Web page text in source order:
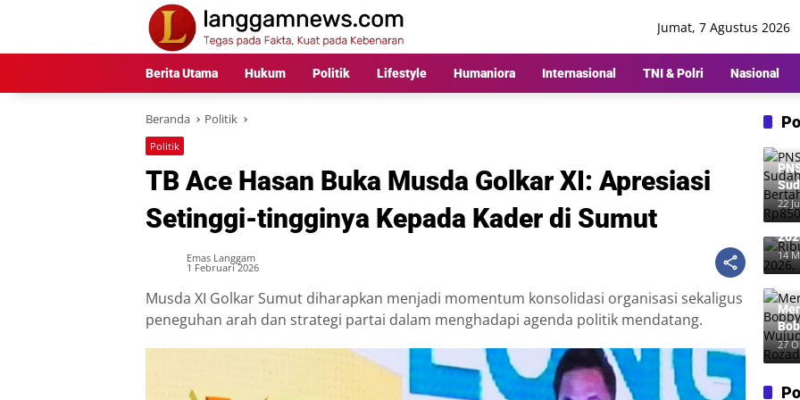
Jumat, 7 Agustus 2026
Berita Utama Hukum Politik Lifestyle Humaniora Internasional TNI & Polri Nasional
Beranda Politik
Politik
TB Ace Hasan Buka Musda Golkar XI: Apresiasi
Setinggi-tingginya Kepada Kader di Sumut
Emas Langgam
1 Februari 2026
Musda XI Golkar Sumut diharapkan menjadi momentum konsolidasi organisasi sekaligus
peneguhan arah dan strategi partai dalam menghadapi agenda politik mendatang.
22
14
27